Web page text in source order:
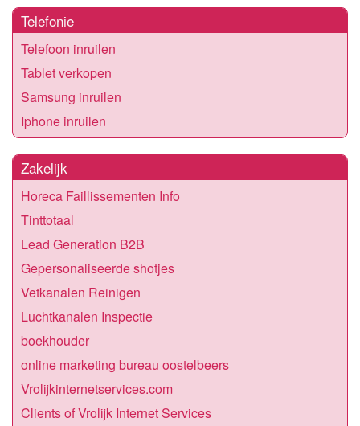
Telefonie
Telefoon inruilen
Tablet verkopen
Samsung inruilen
Iphone inruilen
Zakelijk
Horeca Faillissementen Info
Tinttotaal
Lead Generation B2B
Gepersonaliseerde shotjes
Vetkanalen Reinigen
Luchtkanalen Inspectie
boekhouder
online marketing bureau oostelbeers
Vrolijkinternetservices.com
Clients of Vrolijk Internet Services